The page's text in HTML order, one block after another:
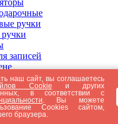
ручки
записей
от 5000 рублей
до 5000 рублей
до 3000 рублей
до 2000 рублей
1000 рублей
наш сайт, вы соглашаетесь
Cookie и других
в соответствии с
. Вы можете
Cookies сайтом,
браузера.